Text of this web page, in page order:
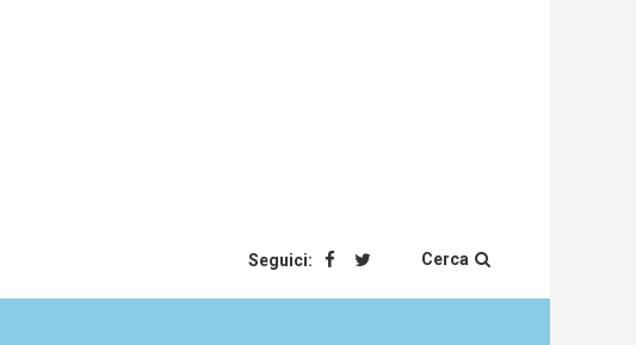
Seguici: Cerca